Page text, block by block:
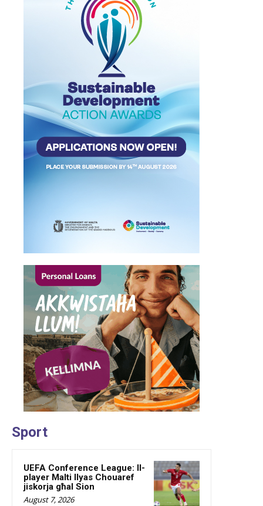
Sport
UEFA Conference League: Il-
player Malti Ilyas Chouaref
jiskorja għal Sion
August 7, 2026